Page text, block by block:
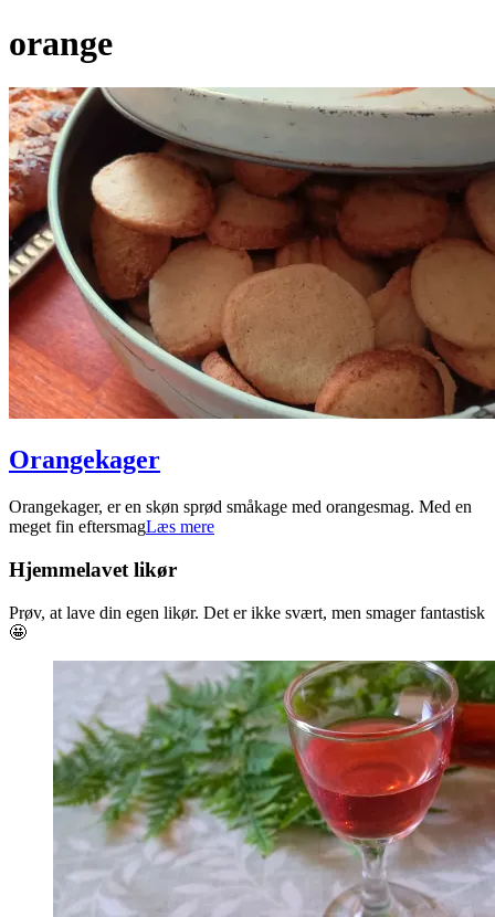
orange
Orangekager
2024-
10-
Orangekager, er en skøn sprød småkage med orangesmag. Med en
meget fin eftersmagLæs mere
Hjemmelavet likør
Prøv, at lave din egen likør. Det er ikke svært, men smager fantastisk
🤩